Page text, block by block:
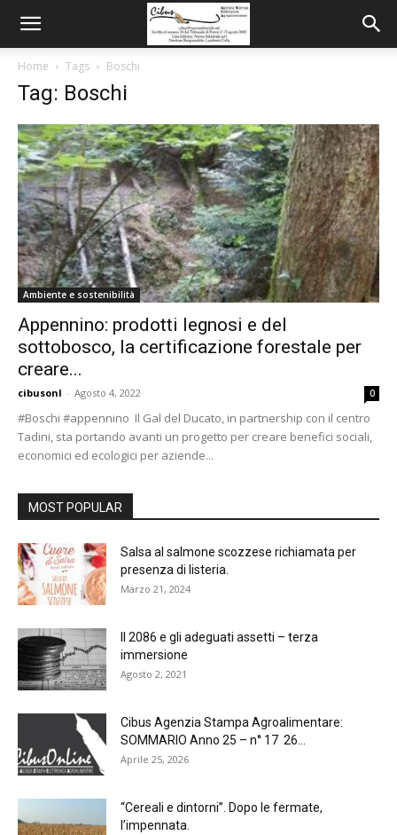
Home Tags Boschi
Tag: Boschi
Ambiente e sostenibilità
Appennino: prodotti legnosi e del
sottobosco, la certificazione forestale per
creare...
cibusonl - Agosto 4, 2022 0
#Boschi #appennino Il Gal del Ducato, in partnership con il centro
Tadini, sta portando avanti un progetto per creare benefici sociali,
economici ed ecologici per aziende...
MOST POPULAR
Salsa al salmone scozzese richiamata per
presenza di listeria.
Marzo 21, 2024
Il 2086 e gli adeguati assetti – terza
immersione
Agosto 2, 2021
Cibus Agenzia Stampa Agroalimentare:
SOMMARIO Anno 25 – n° 17 26...
Aprile 25, 2026
“Cereali e dintorni”. Dopo le fermate,
l’impennata.